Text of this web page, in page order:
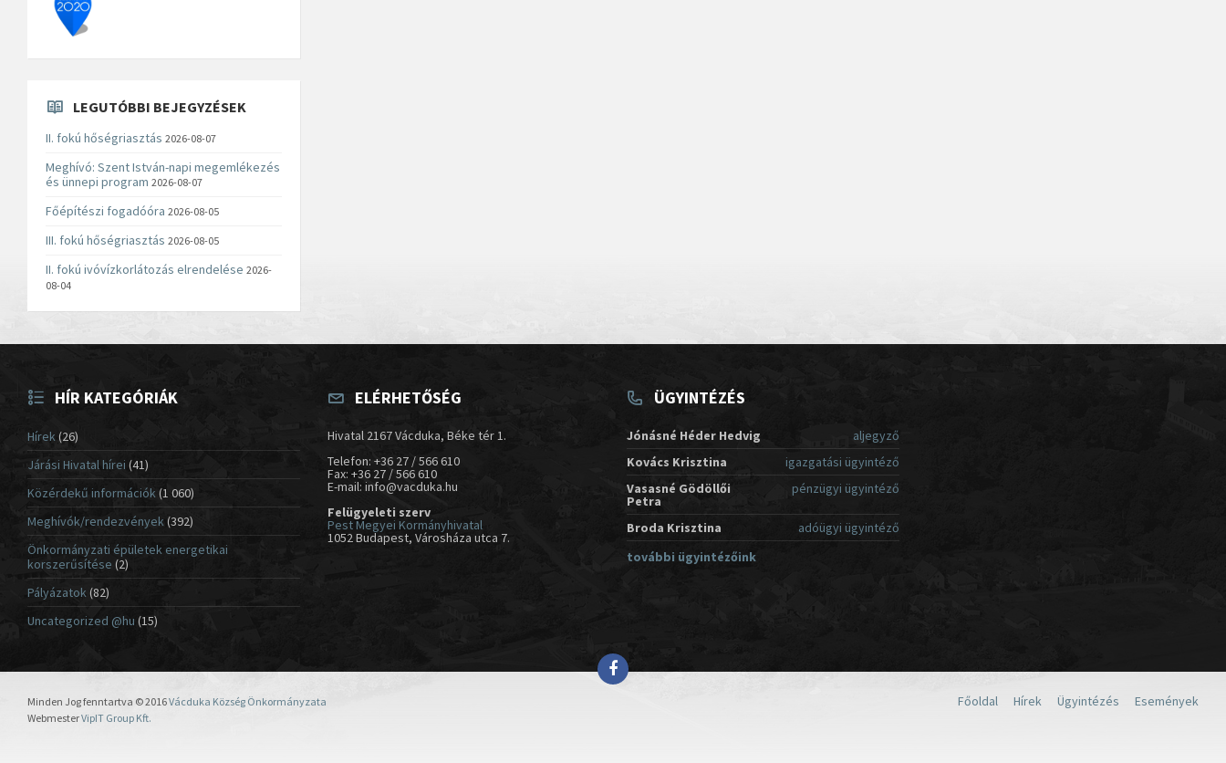
LEGUTÓBBI BEJEGYZÉSEK
II. fokú hőségriasztás 2026-08-07
Meghívó: Szent István-napi megemlékezés
és ünnepi program 2026-08-07
Főépítészi fogadóóra 2026-08-05
III. fokú hőségriasztás 2026-08-05
II. fokú ivóvízkorlátozás elrendelése 2026-
08-04
HÍR KATEGÓRIÁK
Hírek (26)
Járási Hivatal hírei (41)
Közérdekű információk(1 060)
Meghívók/rendezvények(392)
Önkormányzati épületek energetikai
korszerűsítése (2)
Pályázatok(82)
Uncategorized @hu (15)
ELÉRHETŐSÉG
Hivatal 2167 Vácduka, Béke tér 1.
Telefon: +36 27 / 566 610
Fax: +36 27 / 566 610
E-mail: info@vacduka.hu
Felügyeleti szerv
Pest Megyei Kormányhivatal
1052 Budapest, Városháza utca 7.
ÜGYINTÉZÉS
Jónásné Héder Hedvig
aljegyző
Kovács Krisztina
igazgatási ügyintéző
Vasasné Gödöllői
Petra
pénzügyi ügyintéző
Broda Krisztina
adóügyi ügyintéző
további ügyintézőink
Főoldal Hírek Ügyintézés Események
Minden Jog fenntartva © 2016Vácduka Község Önkormányzata
WebmesterVipIT Group Kft.